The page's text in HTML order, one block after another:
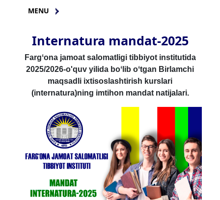
MENU
Internatura mandat-2025
Fargʻona jamoat salomatligi tibbiyot institutida
2025/2026-o'quv yilida boʻlib oʻtgan Birlamchi
maqsadli ixtisoslashtirish kurslari
(internatura)ning imtihon mandat natijalari.